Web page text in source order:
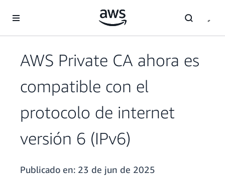
AWS Private CA ahora es
compatible con el
protocolo de internet
versión 6 (IPv6)
Publicado en: 23 de jun de 2025